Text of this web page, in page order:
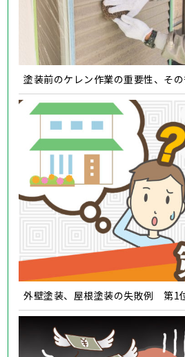
塗装前のケレン作業の重要性、その
外壁塗装、屋根塗装の失敗例 第1